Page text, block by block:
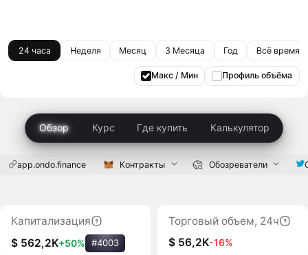
24 часа Неделя Месяц 3 Месяца Год Всё время
Макс / Мин Профиль объёма
Обзор Курс Где купить Калькулятор
app.ondo.finance Контракты Обозреватели
Капитализация
$ 562,2K+50% #4003
Торговый объем, 24ч
$ 56,2K-16%